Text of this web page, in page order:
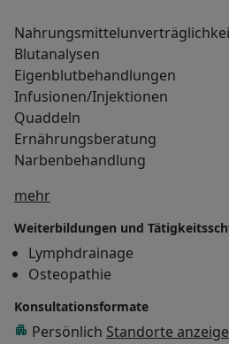
Blutanalysen
Eigenblutbehandlungen
Infusionen/Injektionen
Quaddeln
Ernährungsberatung
Narbenbehandlung
mehrÜber mich
Weiterbildungen und
Lymphdrainage
Osteopathie
Konsultationsformate
Persönlich Standorte